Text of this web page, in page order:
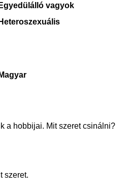
Egyedülálló vagyok
Heteroszexuális
Magyar
a hobbijai. Mit szeret csinálni?
szeret.